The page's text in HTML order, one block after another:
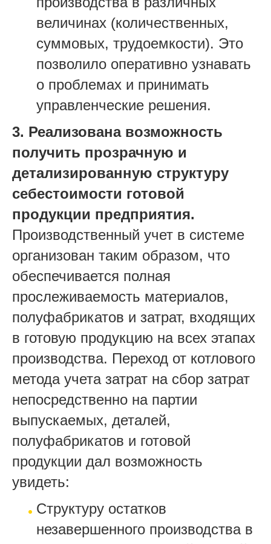
величинах (количественных,
суммовых, трудоемкости). Это
позволило оперативно узнавать
о проблемах и принимать
управленческие решения.
3. Реализована возможность
получить прозрачную и
детализированную структуру
себестоимости готовой
продукции предприятия.
Производственный учет в системе
организован таким образом, что
обеспечивается полная
прослеживаемость материалов,
полуфабрикатов и затрат, входящих
в готовую продукцию на всех этапах
производства. Переход от котлового
метода учета затрат на сбор затрат
непосредственно на партии
выпускаемых, деталей,
полуфабрикатов и готовой
продукции дал возможность
увидеть:
Структуру остатков
незавершенного производства в